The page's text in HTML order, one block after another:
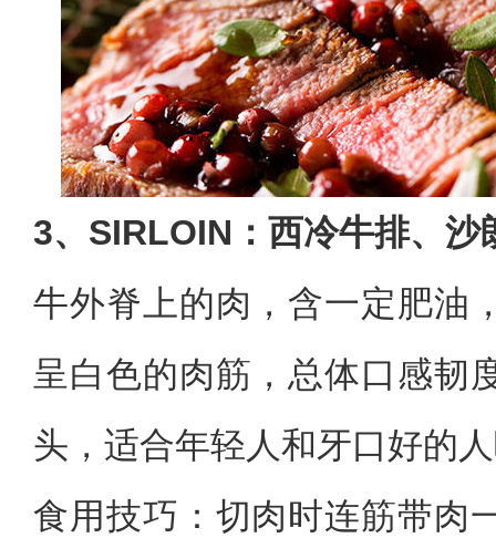
3、SIRLOIN：西冷牛排、沙
牛外脊上的肉，含一定肥油
呈白色的肉筋，总体口感韧
头，适合年轻人和牙口好的
食用技巧：切肉时连筋带肉